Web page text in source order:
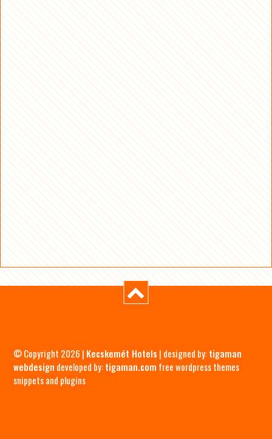
© Copyright 2026 | Kecskemét Hotels | designed by:tigaman
webdesign developed by:tigaman.com free wordpress themes
snippets and plugins